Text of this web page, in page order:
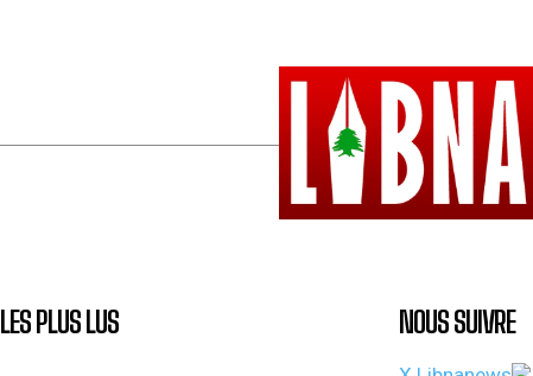
LES PLUS LUS NOUS SUIVRE